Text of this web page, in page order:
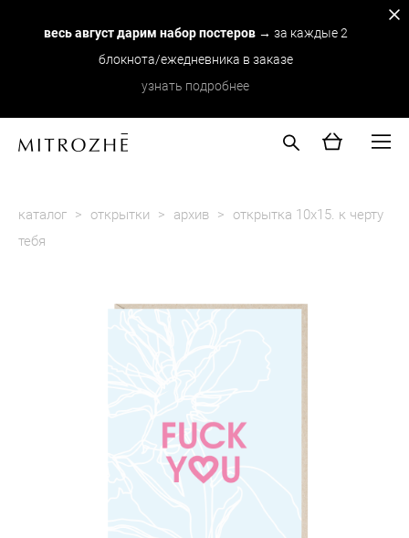
весь август дарим набор постеров→ за каждые 2
блокнота/ежедневника в заказе
узнать подробнее
каталог > открытки > архив > открытка 10х15. к черту
тебя